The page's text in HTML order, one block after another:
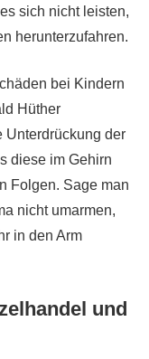
sich nicht leisten,
herunterzufahren.
bei Kindern
Hüther
Unterdrückung der
diese im Gehirn
Folgen. Sage man
nicht umarmen,
in den Arm
und